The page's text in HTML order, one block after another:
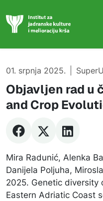
01. srpnja 2025.
Objavljen rad u
and Crop
Mira Radunić, Alenka
Danijela Poljuha,
2025. Genetic diversity
Eastern Adriatic Coast